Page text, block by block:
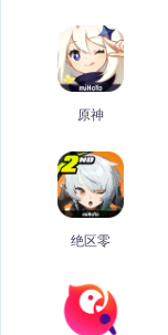
原神
绝区零